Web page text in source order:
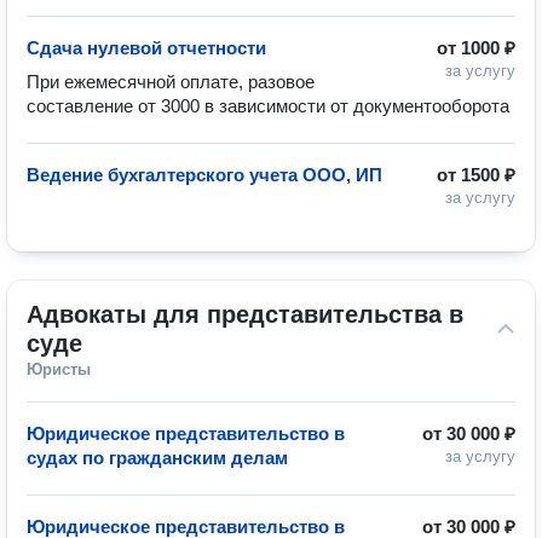
от 1000 ₽
за услугу
Сдача нулевой отчетности
При ежемесячной оплате, разовое
составление от 3000 в зависимости от документооборота
от 1500 ₽
за услугу
Ведение бухгалтерского учета ООО, ИП
Адвокаты для представительства в
суде
Юристы
от 30 000 ₽
за услугу
Юридическое представительство в
судах по гражданским делам
от 30 000 ₽
Юридическое представительство в